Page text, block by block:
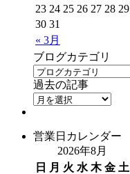
« 3月
23 24 25 26 27 28 29
30 31
ブログカテゴリ
過去の記事
営業日カレンダー
2026年8月
日
月 火 水 木 金 土